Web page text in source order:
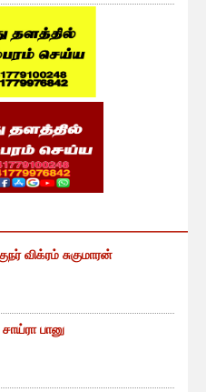
விக்ரம் சுகுமாரன்
பானு